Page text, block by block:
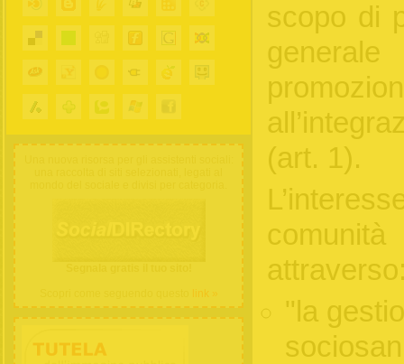
link »
scopo di
(art. 1).
"la